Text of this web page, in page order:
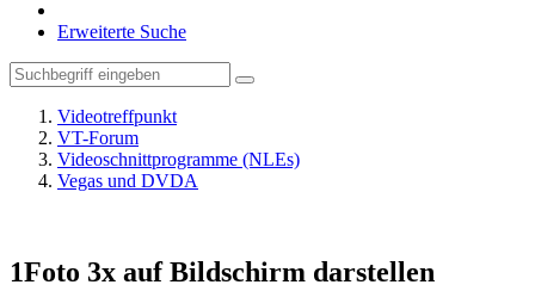
Erweiterte Suche
Videotreffpunkt
VT-Forum
Videoschnittprogramme (NLEs)
Vegas und DVDA
1Foto 3x auf Bildschirm darstellen